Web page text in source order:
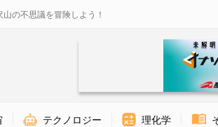
の不思議を冒険しよう！
テクノロジー 理化学